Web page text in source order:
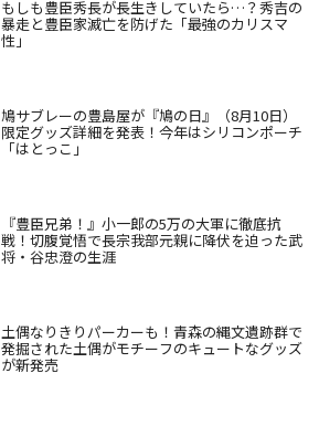
もしも豊臣秀長が長生きしていたら…？秀吉の
暴走と豊臣家滅亡を防げた「最強のカリスマ
性」
鳩サブレーの豊島屋が『鳩の日』（8月10日）
限定グッズ詳細を発表！今年はシリコンポーチ
「はとっこ」
『豊臣兄弟！』小一郎の5万の大軍に徹底抗
戦！切腹覚悟で長宗我部元親に降伏を迫った武
将・谷忠澄の生涯
土偶なりきりパーカーも！青森の縄文遺跡群で
発掘された土偶がモチーフのキュートなグッズ
が新発売